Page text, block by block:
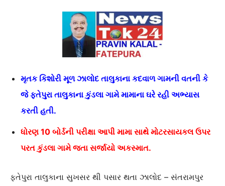
મૃતક કિશોરી મૂળ ઝાલોદ તાલુકાના કદવાળ ગામની વતની કે
જે ફતેપુરા તાલુકાના કુંડલા ગામે મામાના ઘરે રહી અભ્યાસ
કરતી હતી.
ધોરણ 10 બોર્ડની પરીક્ષા આપી મામા સાથે મોટરસાયકલ ઉપર
પરત કુંડલા ગામે જતા સર્જાયો અકસ્માત.
ફતેપુરા તાલુકાના સુખસર થી પસાર થતા ઝાલોદ – સંતરામપુર